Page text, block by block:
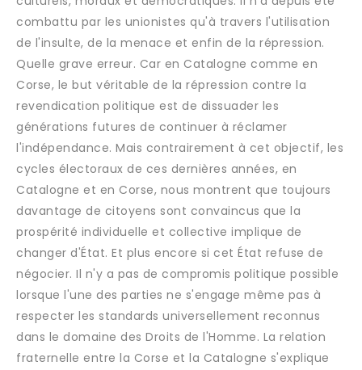
combattu par les unionistes qu'à travers l'utilisation
de l'insulte, de la menace et enfin de la répression.
Quelle grave erreur. Car en Catalogne comme en
Corse, le but véritable de la répression contre la
revendication politique est de dissuader les
générations futures de continuer à réclamer
l'indépendance. Mais contrairement à cet objectif, les
cycles électoraux de ces dernières années, en
Catalogne et en Corse, nous montrent que toujours
davantage de citoyens sont convaincus que la
prospérité individuelle et collective implique de
changer d'État. Et plus encore si cet État refuse de
négocier. Il n'y a pas de compromis politique possible
lorsque l'une des parties ne s'engage même pas à
respecter les standards universellement reconnus
dans le domaine des Droits de l'Homme. La relation
fraternelle entre la Corse et la Catalogne s'explique